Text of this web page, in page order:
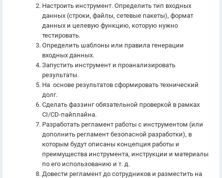
Настроить инструмент. Определить тип входных
данных (строки, файлы, сетевые пакеты), формат
данных и целевую функцию, которую нужно
тестировать.
Определить шаблоны или правила генерации
входных данных.
Запустить инструмент и проанализировать
результаты.
На основе результатов сформировать технический
долг.
Сделать фаззинг обязательной проверкой в рамках
CI/CD-пайплайна.
Разработать регламент работы с инструментом (или
дополнить регламент безопасной разработки), в
которым будут описаны концепция работы и
преимущества инструмента, инструкции и материалы
по его использованию и т. д.
Довести регламент до сотрудников и разместить на